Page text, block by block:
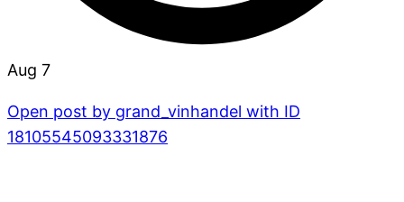
Aug 7
Open post by grand_vinhandel with ID
18105545093331876